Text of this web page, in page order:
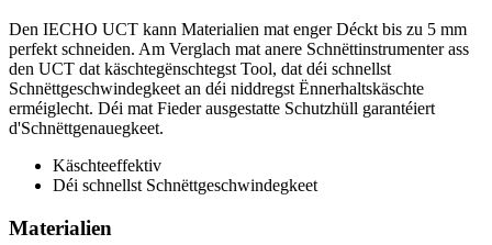
Den IECHO UCT kann Materialien mat enger Déckt bis zu 5 mm
perfekt schneiden. Am Verglach mat anere Schnëttinstrumenter ass
den UCT dat käschtegënschtegst Tool, dat déi schnellst
Schnëttgeschwindegkeet an déi niddregst Ënnerhaltskäschte
erméiglecht. Déi mat Fieder ausgestatte Schutzhüll garantéiert
d'Schnëttgenauegkeet.
Käschteeffektiv
Déi schnellst Schnëttgeschwindegkeet
Materialien